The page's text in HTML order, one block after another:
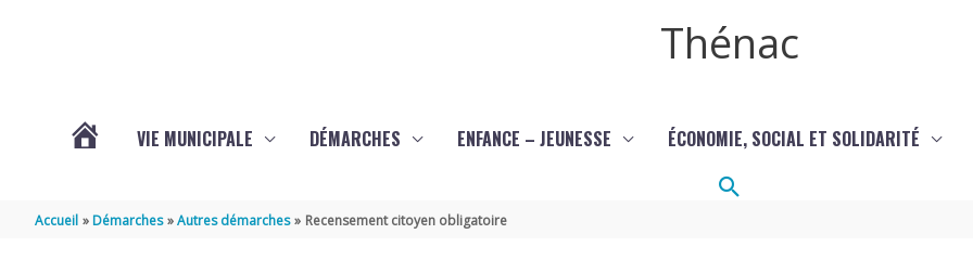
Thénac
VIE MUNICIPALE DÉMARCHES ENFANCE – JEUNESSE ÉCONOMIE, SOCIAL ET SOLIDARITÉ
Rechercher
Accueil Démarches Autres démarches Recensement citoyen obligatoire